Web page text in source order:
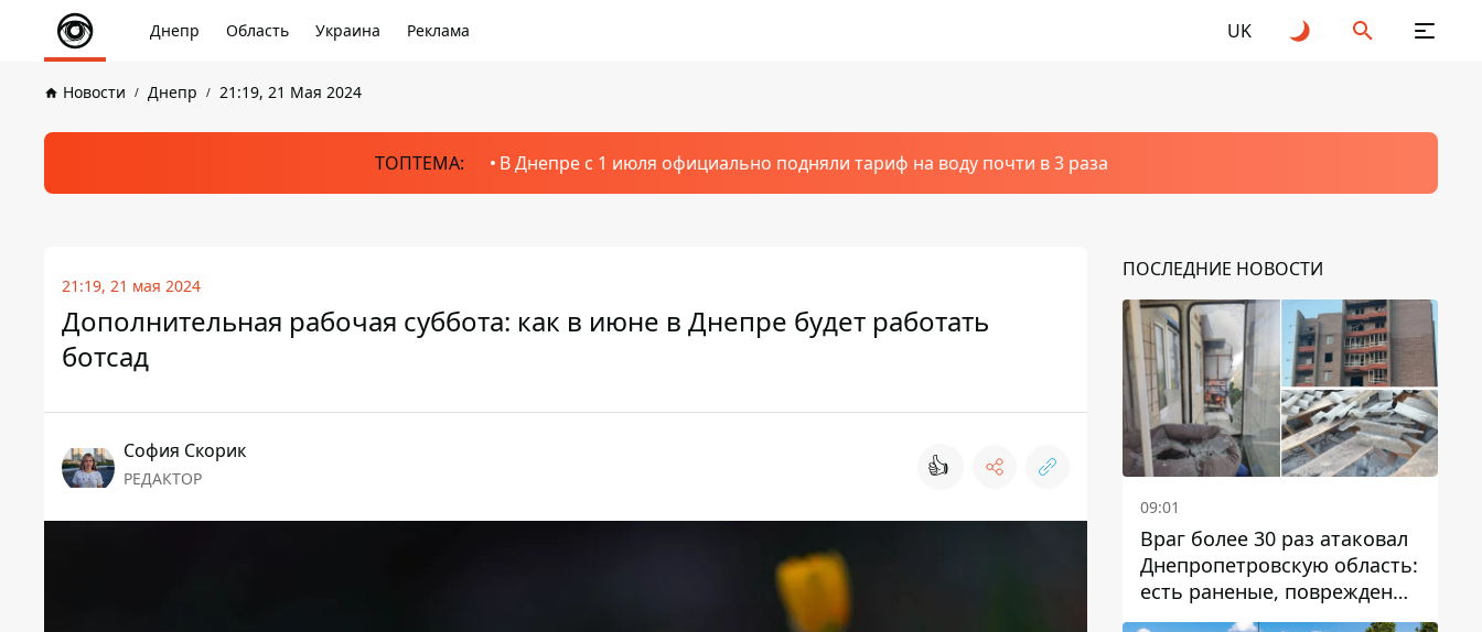
Днепр Область Украина Реклама UK
Новости Днепр 21:19, 21 Мая 2024
ТОПТЕМА: В Днепре с 1 июля официально подняли тариф на воду почти в 3 раза
21:19, 21 мая 2024
Дополнительная рабочая суббота: как в июне в Днепре будет работать
ботсад
София Скорик
РЕДАКТОР 👍
ПОСЛЕДНИЕ НОВОСТИ
09:01
Враг более 30 раз атаковал
Днепропетровскую область:
есть раненые, повреждены
лицей, дома и предприятия